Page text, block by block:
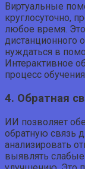
Виртуальные
круглосуточно,
любое время.
дистанционного
нуждаться в
Интерактивное
процесс
4. Обратная
ИИ позволяет
обратную связь
анализировать
выявлять